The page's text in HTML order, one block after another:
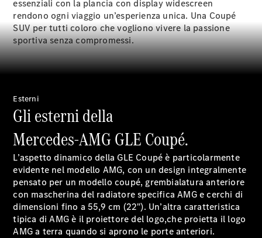
Manutenzione
Riparazione
Assistenza e
garanzia
commerciale
Richiamo
di vetture
(VRS)
essenziali con la plancia con display widescreen
rendono ogni viaggio un’esperienza unica. Una Coupé
SUV per tutti coloro che vogliono vivere la passione
sportiva senza compromessi.
Esterni
Gli esterni della
Mercedes-AMG GLE Coupé.
L’aspetto dinamico della GLE Coupé è particolarmente
evidente nel modello AMG, con un design integralmente
pensato per un modello coupé, grembialatura anteriore
con mascherina del radiatore specifica AMG e cerchi di
dimensioni fino a 55,9 cm (22"). Un’altra caratteristica
tipica di AMG è il proiettore del logo,che proietta il logo
AMG a terra quando si aprono le porte anteriori.